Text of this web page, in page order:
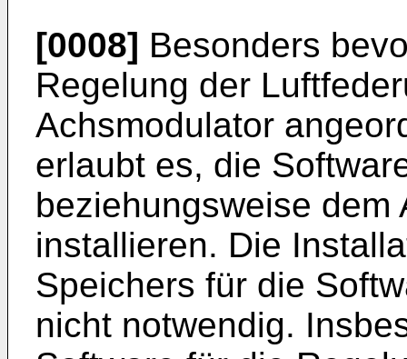
[0008] Besonders
Regelung der
Achsmodulator
erlaubt es, die
beziehungsweise dem
installieren. Die
Speichers für die
nicht notwendig.